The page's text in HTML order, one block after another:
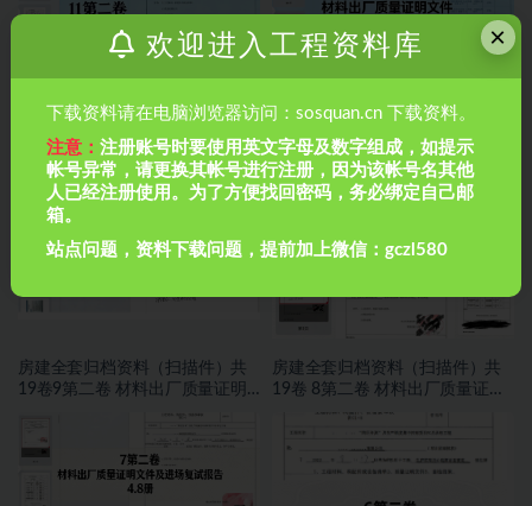
房建全套归档资料（扫描件）共
19卷11第二卷 材料出厂质量证明
文件及进场复试报告8.8册
房建全套归档资料（扫描件）共
19卷10第二卷 材料出厂质量证明
文件及进场复试报告7.8册
房建全套归档资料（扫描件）共
19卷9第二卷 材料出厂质量证明
文件及进场复试报告 6.8册
房建全套归档资料（扫描件）共
19卷 8第二卷 材料出厂质量证明
文件及进场复试报告 5.8册
×
欢迎进入工程资料库
下载资料请在电脑浏览器访问：sosquan.cn 下载资料。
注意：注册账号时要使用英文字母及数字组成，如提示
帐号异常，请更换其帐号进行注册，因为该帐号名其他
人已经注册使用。为了方便找回密码，务必绑定自己邮
箱。
站点问题，资料下载问题，提前加上微信：gczl580